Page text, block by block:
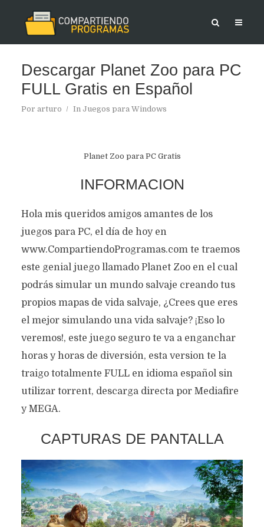
Descargar Planet Zoo para PC
FULL Gratis en Español
Por arturo In Juegos para Windows
Planet Zoo para PC Gratis
INFORMACION
Hola mis queridos amigos amantes de los
juegos para PC, el día de hoy en
www.CompartiendoProgramas.com te traemos
este genial juego llamado Planet Zoo en el cual
podrás simular un mundo salvaje creando tus
propios mapas de vida salvaje, ¿Crees que eres
el mejor simulando una vida salvaje? ¡Eso lo
veremos!, este juego seguro te va a enganchar
horas y horas de diversión, esta version te la
traigo totalmente FULL en idioma español sin
utilizar torrent, descarga directa por Mediafire
y MEGA.
CAPTURAS DE PANTALLA